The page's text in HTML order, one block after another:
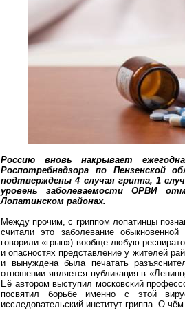
Россию вновь накрывает
Роспотребнадзора по Пензенской
подтверждены 4 случая гриппа, 1
уровень заболеваемости ОРВИ
Лопатинском районах.
Между прочим, с гриппом лопатинцы
считали это заболевание
говорили «грып») вообще любую
и опасностях представление у жителей
и вынуждена была печатать
отношении является публикация в
Её автором выступил московский
посвятил борьбе именно с этой
исследовательский институт гриппа. О